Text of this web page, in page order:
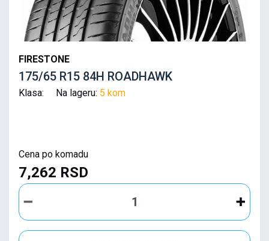
FIRESTONE
175/65 R15 84H ROADHAWK
Klasa: Na lageru: 5 kom
Cena po komadu
7,262 RSD